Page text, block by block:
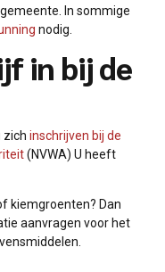
In sommige
nodig.
in bij de
zich inschrijven bij de
(NVWA) U heeft
kiemgroenten? Dan
aanvragen voor het